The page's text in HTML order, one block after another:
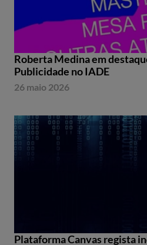
Roberta Medina em
Publicidade no IADE
26 maio 2026
Plataforma Canvas regista